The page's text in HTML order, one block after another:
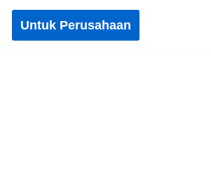
Untuk Perusahaan